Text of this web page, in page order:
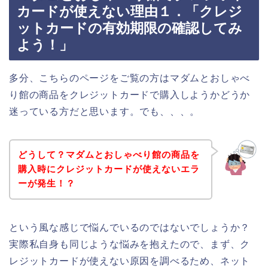
カードが使えない理由１．「クレジ
ットカードの有効期限の確認してみ
よう！」
多分、こちらのページをご覧の方はマダムとおしゃべ
り館の商品をクレジットカードで購入しようかどうか
迷っている方だと思います。でも、、、。
どうして？マダムとおしゃべり館の商品を
購入時にクレジットカードが使えないエラ
ーが発生！？
という風な感じで悩んでいるのではないでしょうか？
実際私自身も同じような悩みを抱えたので、まず、ク
レジットカードが使えない原因を調べるため、ネット